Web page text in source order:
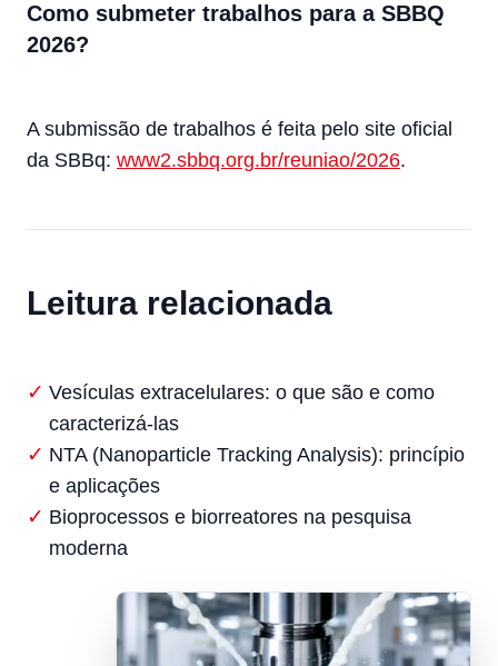
Como submeter trabalhos para a SBBQ
2026?
A submissão de trabalhos é feita pelo site oficial
da SBBq: www2.sbbq.org.br/reuniao/2026.
Leitura relacionada
Vesículas extracelulares: o que são e como
caracterizá-las
NTA (Nanoparticle Tracking Analysis): princípio
e aplicações
Bioprocessos e biorreatores na pesquisa
moderna